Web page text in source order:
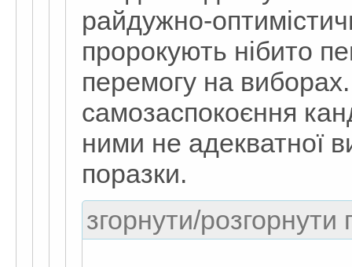
райдужно-
пророкують нібито
перемогу на
самозаспокоєння
ними не адекватної
поразки.
згорнути/розгорнути